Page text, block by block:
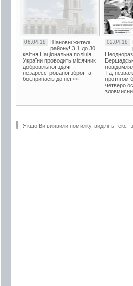
06.04.18
Шановні жителі
району! З 1 до 30
квітня Національна поліція
України проводить місячник
добровільної здачі
незареєстрованої зброї та
боєприпасів до неї.»»
02.04.18
Та,
протягом
четверо
Якщо Ви виявили помилку, виділіть